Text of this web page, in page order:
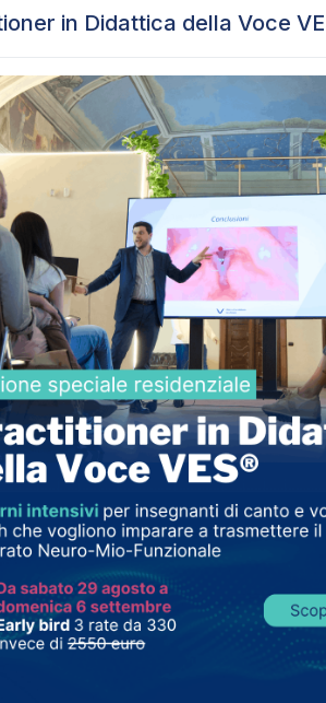
di tecnica vocale, improvvisazione
Vocale, Stile Musicale, Ear
in Didattica della Voce